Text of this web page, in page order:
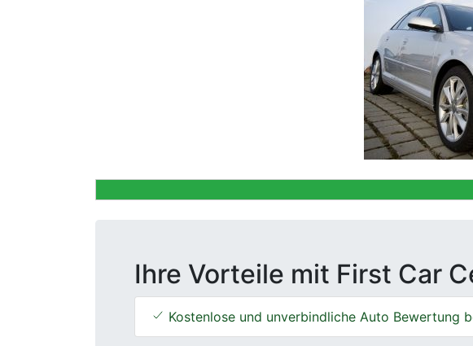
Ihre Vorteile mit First Car
Kostenlose und unverbindliche Auto Bewertung